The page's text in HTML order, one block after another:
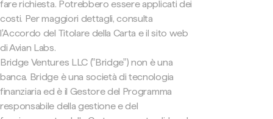
fare richiesta. Potrebbero essere applicati dei
costi. Per maggiori dettagli, consulta
l'Accordo del Titolare della Carta e il sito web
di Avian Labs.
Bridge Ventures LLC ("Bridge") non è una
banca. Bridge è una società di tecnologia
finanziaria ed è il Gestore del Programma
responsabile della gestione e del